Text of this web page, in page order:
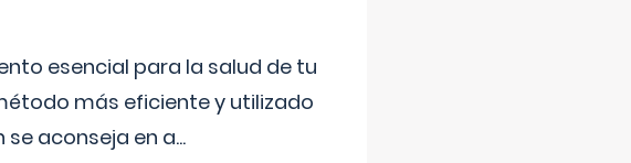
esencial para la salud de tu
más eficiente y utilizado
aconseja en a...